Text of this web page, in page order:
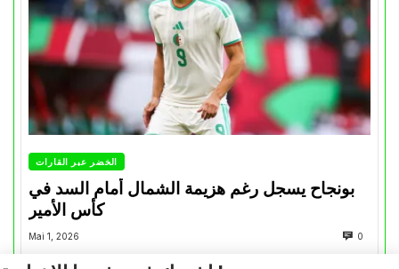
الخضر عبر القارات
بونجاح يسجل رغم هزيمة الشمال أمام السد في
كأس الأمير
Mai 1, 2026 0